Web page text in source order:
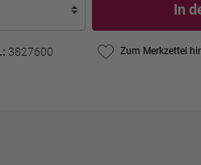
In
3827600 Zum Merkzettel